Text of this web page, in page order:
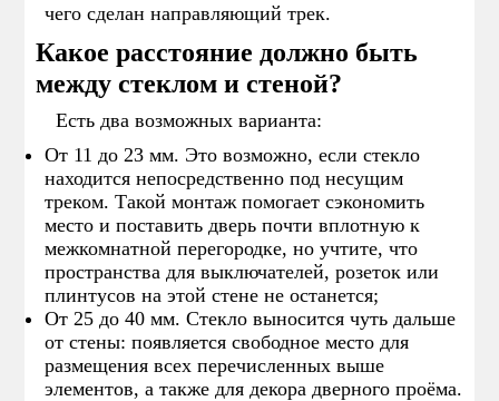
чего сделан направляющий трек.
Какое расстояние должно быть
между стеклом и стеной?
Есть два возможных варианта:
От 11 до 23 мм. Это возможно, если стекло
находится непосредственно под несущим
треком. Такой монтаж помогает сэкономить
место и поставить дверь почти вплотную к
межкомнатной перегородке, но учтите, что
пространства для выключателей, розеток или
плинтусов на этой стене не останется;
От 25 до 40 мм. Стекло выносится чуть дальше
от стены: появляется свободное место для
размещения всех перечисленных выше
элементов, а также для декора дверного проёма.